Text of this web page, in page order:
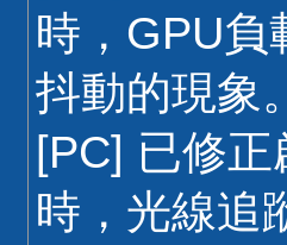
時，GPU負
抖動的現象
[PC] 已修
時，光線追